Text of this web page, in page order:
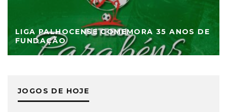
LIGA PALHOCENSE COMEMORA 35 ANOS DE
FUNDAÇÃO
JOGOS DE HOJE